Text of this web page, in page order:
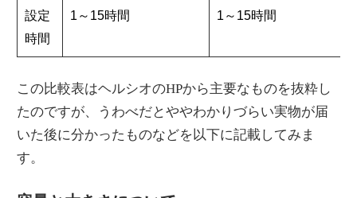
設定
時間
1～15時間 1～15時間
この比較表はヘルシオのHPから主要なものを抜粋し
たのですが、うわべだとややわかりづらい実物が届
いた後に分かったものなどを以下に記載してみま
す。